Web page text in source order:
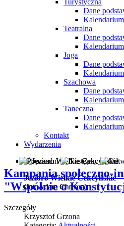
Turystyczna
Dane
Teatralna
Dane
Joga
Dane
Szachowa
Dane
Taneczna
Dane
Kontakt
Wydarzenia
Jezioro Wielkie Cekcyńskie
(fot. Adam Chmara)
(fot. Adam Chmara)
Kampania społeczno-
"Wspólnie o
Szczegóły
Krzysztof Grzona